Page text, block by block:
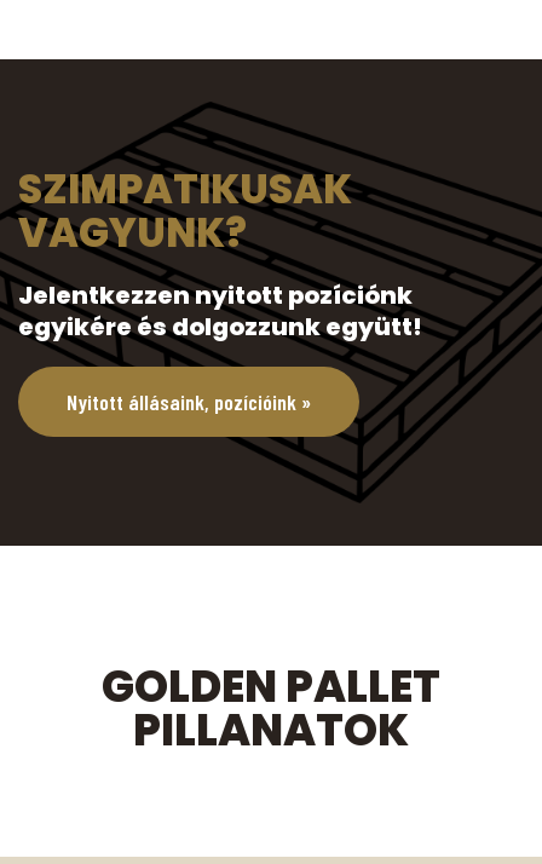
SZIMPATIKUSAK
VAGYUNK?
Jelentkezzen nyitott pozíciónk
egyikére és dolgozzunk együtt!
Nyitott állásaink, pozícióink »
GOLDEN PALLET
PILLANATOK